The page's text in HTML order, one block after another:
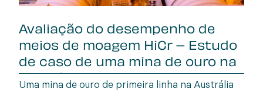
Avaliação do desempenho de
meios de moagem HiCr – Estudo
de caso de uma mina de ouro na
Austrália Oc
Uma mina de ouro de primeira linha na Austrália